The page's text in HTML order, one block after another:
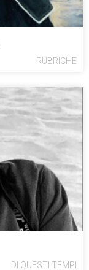
RUBRICHE
DI QUESTI TEMPI